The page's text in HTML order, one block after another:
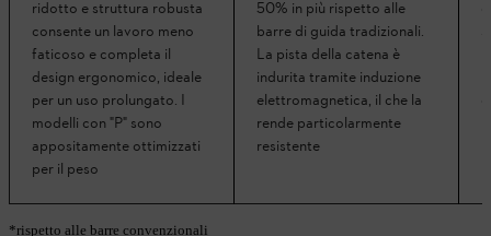
ridotto e struttura robusta
consente un lavoro meno
faticoso e completa il
design ergonomico, ideale
per un uso prolungato. I
modelli con "P" sono
appositamente ottimizzati
per il peso
50% in più rispetto alle
barre di guida tradizionali.
La pista della catena è
indurita tramite induzione
elettromagnetica, il che la
rende particolarmente
resistente
*rispetto alle barre convenzionali